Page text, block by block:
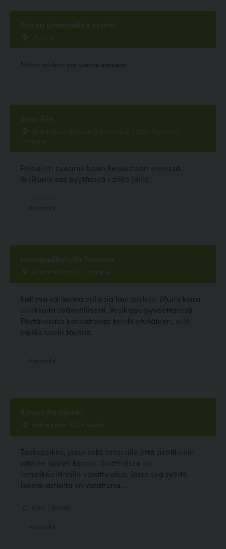
Koiran uimapaikka sysmä
, Sysmä
Mihin koitan voi viedä uimaan
Save File
Aleksis Kiven katu 24 Kellarikerros, 33200 Tampere,
Tampere
Pelaajien suosima baari Keskustorin vieressä.
Vesikupin saa pyytäessä vaikka jäillä.
Lautapelikahvila Taverna
Rautatienkatu 10, Tampere
Kattava valikoima erilaisia lautapelejä. Muita koira-
asiakkaita säännöllisesti. Vesikippo pyydettäessä.
Pöytävaraus kannattavaa tehdä etukäteen, sillä
paikka usein täynnä.
Kymen Paviljonki
Helsingintie 408, Kouvola
Taukopaikka, jossa sekä terassille että sisätiloihin
pääsee koiran kanssa. Sisätiloissa on
lemmikkieläimille varattu alue, jossa saa syödä.
Juoma-astioita on varattuna....